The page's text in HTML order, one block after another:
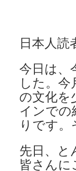
日本人読
今日は、
した。
の文化を
インで
りです
先日、と
皆さん